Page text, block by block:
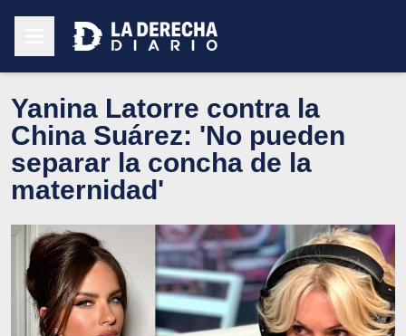
Yanina Latorre contra la
China Suárez: 'No pueden
separar la concha de la
maternidad'